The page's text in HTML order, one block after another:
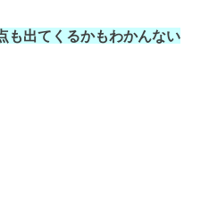
も出てくるかもわかんない